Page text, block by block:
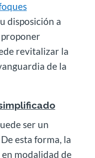
disposición a
revitalizar la
de la
ser un
esta forma, la
modalidad de